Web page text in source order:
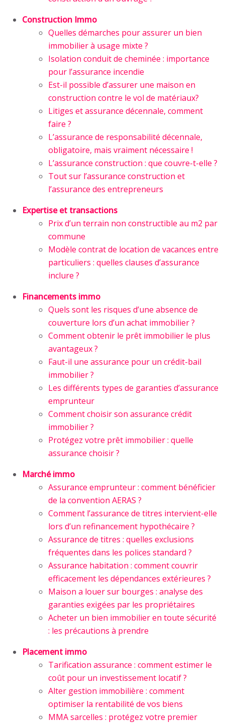
Construction Immo
Quelles démarches pour assurer un bien
immobilier à usage mixte ?
Isolation conduit de cheminée : importance
pour l’assurance incendie
Est-il possible d’assurer une maison en
construction contre le vol de matériaux?
Litiges et assurance décennale, comment
faire ?
L’assurance de responsabilité décennale,
obligatoire, mais vraiment nécessaire !
L’assurance construction : que couvre-t-elle ?
Tout sur l’assurance construction et
l’assurance des entrepreneurs
Expertise et transactions
Prix d’un terrain non constructible au m2 par
commune
Modèle contrat de location de vacances entre
particuliers : quelles clauses d’assurance
inclure ?
Financements immo
Quels sont les risques d’une absence de
couverture lors d’un achat immobilier ?
Comment obtenir le prêt immobilier le plus
avantageux ?
Faut-il une assurance pour un crédit-bail
immobilier ?
Les différents types de garanties d’assurance
emprunteur
Comment choisir son assurance crédit
immobilier ?
Protégez votre prêt immobilier : quelle
assurance choisir ?
Marché immo
Assurance emprunteur : comment bénéficier
de la convention AERAS ?
Comment l’assurance de titres intervient-elle
lors d’un refinancement hypothécaire ?
Assurance de titres : quelles exclusions
fréquentes dans les polices standard ?
Assurance habitation : comment couvrir
efficacement les dépendances extérieures ?
Maison a louer sur bourges : analyse des
garanties exigées par les propriétaires
Acheter un bien immobilier en toute sécurité
: les précautions à prendre
Placement immo
Tarification assurance : comment estimer le
coût pour un investissement locatif ?
Alter gestion immobilière : comment
optimiser la rentabilité de vos biens
MMA sarcelles : protégez votre premier